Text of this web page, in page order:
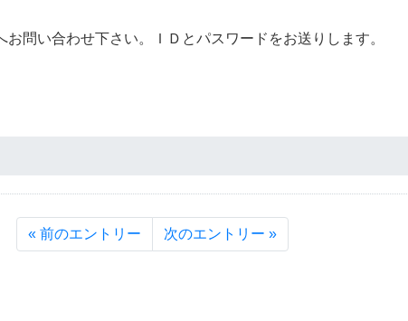
問い合わせ下さい。ＩＤとパスワードをお送りします。
« 前のエントリー 次のエントリー »